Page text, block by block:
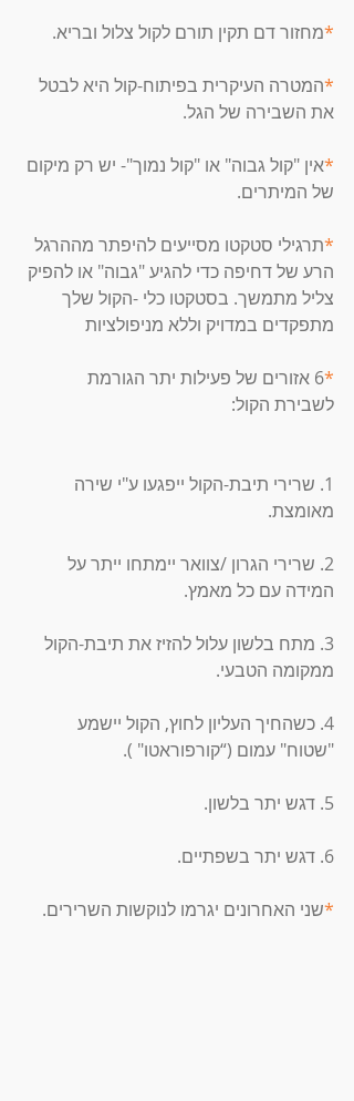
*מחזור דם תקין תורם לקול צלול ובריא.
*המטרה העיקרית בפיתוח-קול היא לבטל
את השבירה של הגל.
*אין "קול גבוה" או "קול נמוך"- יש רק מיקום
של המיתרים.
*תרגילי סטקטו מסייעים להיפתר מההרגל
הרע של דחיפה כדי להגיע "גבוה" או להפיק
צליל מתמשך. בסטקטו כלי -הקול שלך
מתפקדים במדויק וללא מניפולציות
* 6 אזורים של פעילות יתר הגורמת
לשבירת הקול:
1. שרירי תיבת-הקול ייפגעו ע"י שירה
מאומצת.
2. שרירי הגרון /צוואר יימתחו ייתר על
המידה עם כל מאמץ.
3. מתח בלשון עלול להזיז את תיבת-הקול
ממקומה הטבעי.
4. כשהחיך העליון לחוץ, הקול יישמע
"שטוח" עמום (“קורפוראטו" ).
5. דגש יתר בלשון.
6. דגש יתר בשפתיים.
*שני האחרונים יגרמו לנוקשות השרירים.